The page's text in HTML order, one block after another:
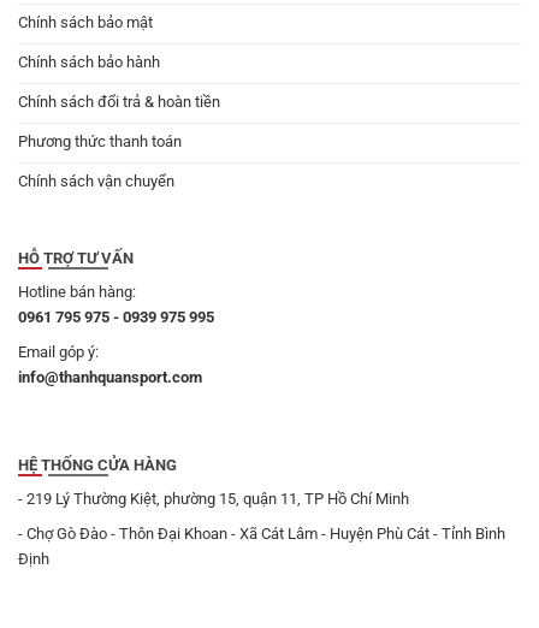
Chính sách bảo mật
Chính sách bảo hành
Chính sách đổi trả & hoàn tiền
Phương thức thanh toán
Chính sách vận chuyển
HỖ TRỢ TƯ VẤN
Hotline bán hàng:
0961 795 975 - 0939 975 995
Email góp ý:
info@thanhquansport.com
HỆ THỐNG CỬA HÀNG
- 219 Lý Thường Kiệt, phường 15, quận 11, TP Hồ Chí Minh
- Chợ Gò Đào - Thôn Đại Khoan - Xã Cát Lâm - Huyện Phù Cát - Tỉnh Bình
Định